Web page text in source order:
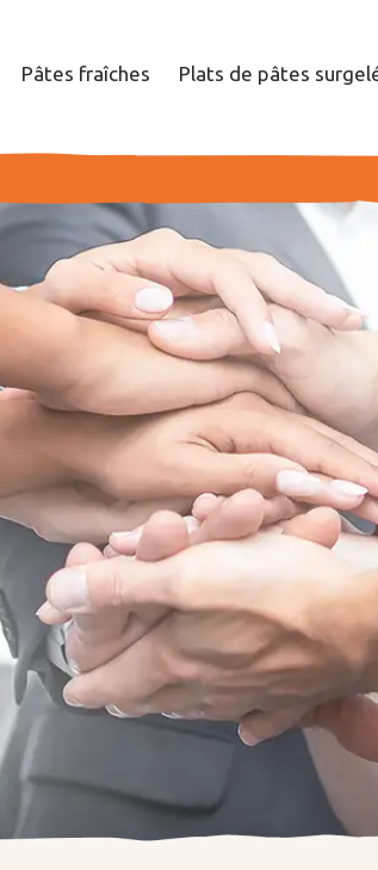
Pâtes fraîches Plats de pâtes
Société
Durabilité
Nos
Carrières
Équipe de